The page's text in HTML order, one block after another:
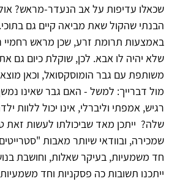
שכאלו עדיפות על אב הנעדר-מראש?
הבנתי שהקול שאת מביאה קיים גם
באמצעות תרומת זרע, שכן מראש רחמיי
שלא יהיה לו אבא. לכן, שוקלת כיום גם
משותפת עם גבר הומוסקסואל, וכאן
מול דברייך: למשל - האם גבר שאינו
רגיש, אמפתי וליברלי, אינו יכול ללוות
שלה? ייתכן מאד שביכולתו לעשות זאת
שמכירה, ובוודאי שיותר מאבות
חד משמעיות, בעיקר שאלות, וחושבת
ייתכנו תשובות כה פסקניות וחד